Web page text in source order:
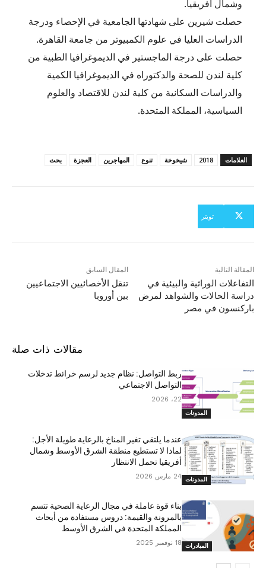
وشمال أفريقيا.
حصلت شيرين على شهادتها الجامعية في الإحصاء ودرجة
الدراسات العليا في علوم الكمبيوتر من جامعة القاهرة.
حصلت على درجة الماجستير في الديموغرافيا الطبية من
كلية لندن للصحة والدكتوراه في الديموغرافيا الكمية
والدراسات السكانية من كلية لندن للاقتصاد والعلوم
السياسية، المملكة المتحدة.
العلامات 2018 شيخوخة تنوع المهاجرين العجزة بحث
تويتر
المقال السابق
تنقل الأخصائيين الاجتماعيين
بين أوروبا
المقالة التالية
التفاعلات الوراثية والبيئية في
دراسة الحالات والشواهد لمرض
باركنسون في مصر
مقالات ذات صلة
المدونات
ربط التواصل: نظام جديد لرسم خرائط تدخلات
التواصل الاجتماعي
22، 2026
المدونات
عندما يلتقي تغير المناخ بالرعاية طويلة الأجل:
لماذا لا تستطيع منطقة الشرق الأوسط وشمال
أفريقيا تحمل الانتظار
24 مارس 2026
المبادرات
بناء قوة عاملة في مجال الرعاية الصحية تتسم
بالمرونة والقيمة: دروس مستفادة من أبحاث
المملكة المتحدة في الشرق الأوسط
18 نوفمبر 2025